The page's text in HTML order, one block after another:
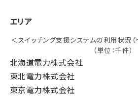
＜スイッチング支援システムの利用状況
（単位：千件）
エリア
北海道電力株式会社
東北電力株式会社
東京電力株式会社